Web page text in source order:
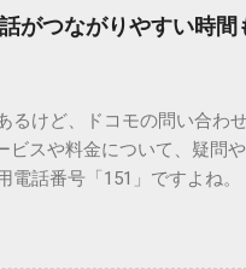
いるため、下水処理や配管
極めて微細です。現代の
。大量に流し続けると河川
えて付着すると、管の通
きやすく、修理費用が高額
墨汁が付着すると、細かい
でできる正しい墨汁の捨
がつながりやすい時間
るけど、ドコモの問い合
ビスや料金について、疑問
電話番号「151」ですよね
話が繋がりやすい時間帯、